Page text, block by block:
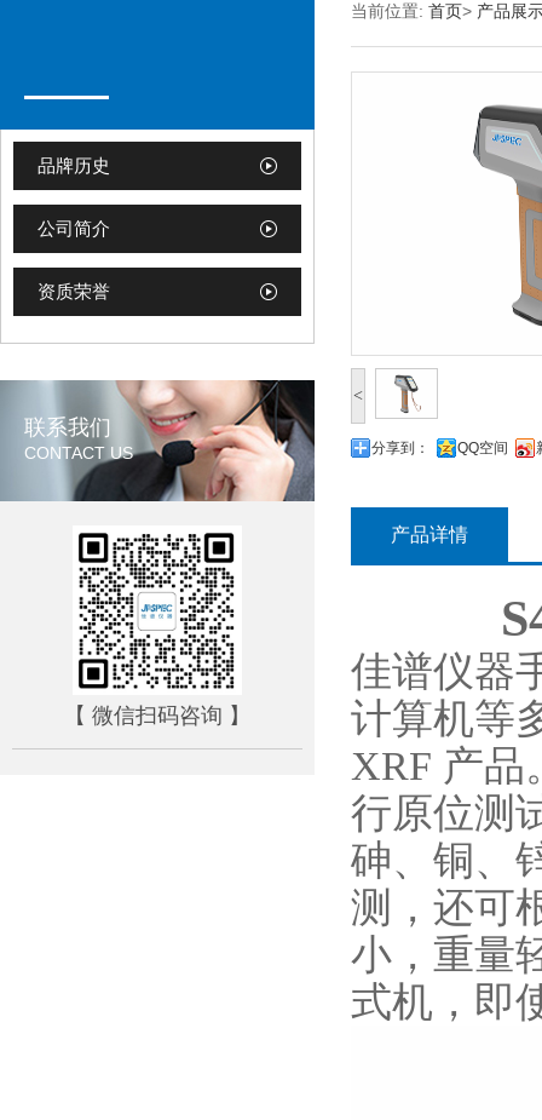
品牌历史
公司简介
资质荣誉
联系我们
CONTACT US
【 微信扫码咨询 】
当前位置: 首页> 产品展
<
分享到： QQ空间
产品详情
佳谱仪器
计算机等
XRF 产品
行原位测
砷、铜、
测，还可
小，重量
式机，即